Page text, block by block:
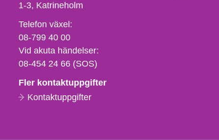
1-3 Katrineholm
Telefon,
fax
och
e-
Telefon växel:
08-799 40 00
Vid akuta händelser:
08-454 24 66 (SOS)
Fler kontaktuppgifter
Kontaktuppgifter